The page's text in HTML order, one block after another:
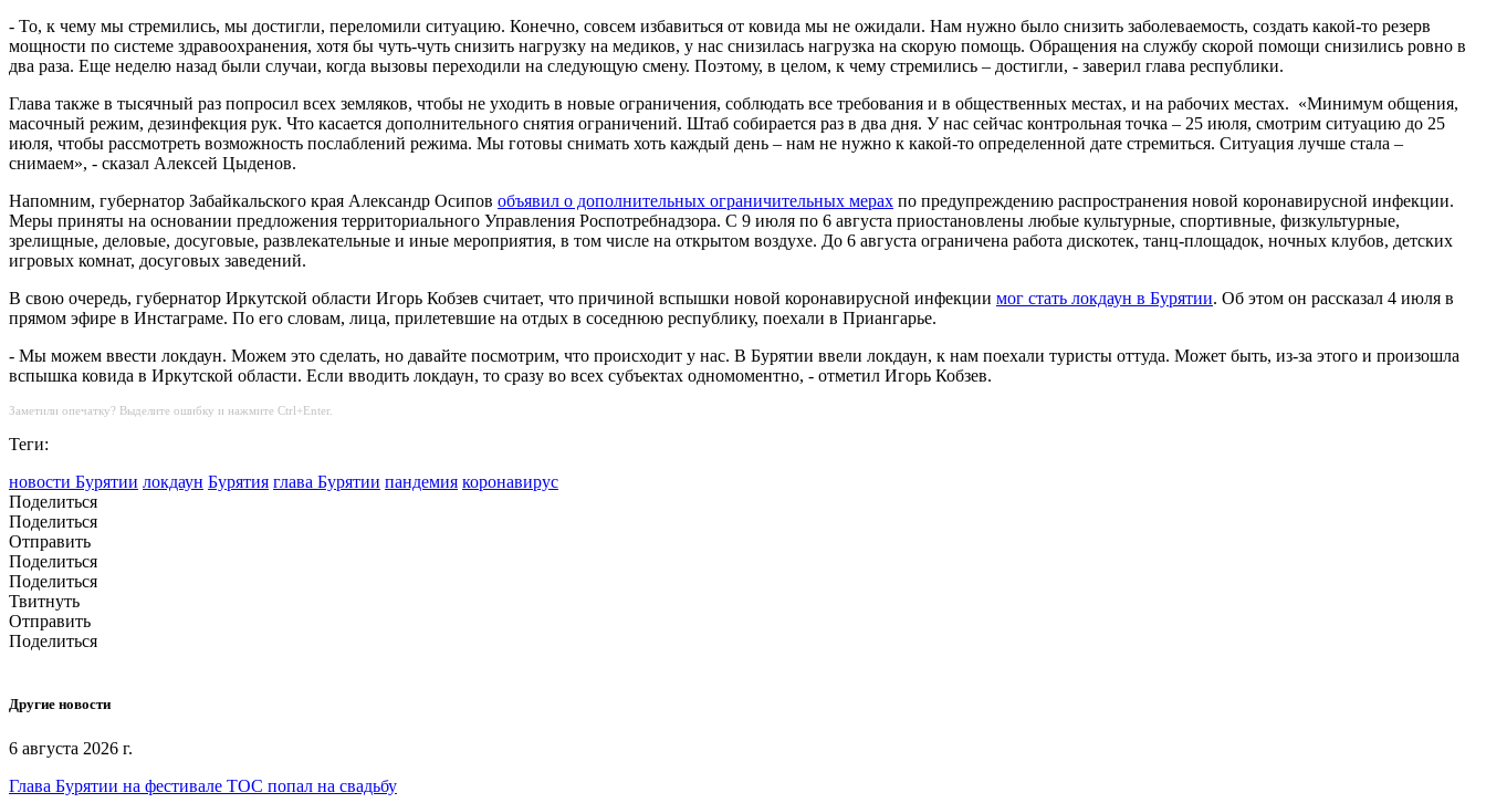
- То, к чему мы стремились, мы достигли, переломили ситуацию. Конечно, совсем избавиться от ковида мы не ожидали. Нам нужно было снизить заболеваемость, создать какой-то резерв
мощности по системе здравоохранения, хотя бы чуть-чуть снизить нагрузку на медиков, у нас снизилась нагрузка на скорую помощь. Обращения на службу скорой помощи снизились ровно в
два раза. Еще неделю назад были случаи, когда вызовы переходили на следующую смену. Поэтому, в целом, к чему стремились – достигли, - заверил глава республики.
Глава также в тысячный раз попросил всех земляков, чтобы не уходить в новые ограничения, соблюдать все требования и в общественных местах, и на рабочих местах. «Минимум общения,
масочный режим, дезинфекция рук. Что касается дополнительного снятия ограничений. Штаб собирается раз в два дня. У нас сейчас контрольная точка – 25 июля, смотрим ситуацию до 25
июля, чтобы рассмотреть возможность послаблений режима. Мы готовы снимать хоть каждый день – нам не нужно к какой-то определенной дате стремиться. Ситуация лучше стала –
снимаем», - сказал Алексей Цыденов.
Напомним, губернатор Забайкальского края Александр Осипов объявил о дополнительных ограничительных мерах по предупреждению распространения новой коронавирусной инфекции.
Меры приняты на основании предложения территориального Управления Роспотребнадзора. С 9 июля по 6 августа приостановлены любые культурные, спортивные, физкультурные,
зрелищные, деловые, досуговые, развлекательные и иные мероприятия, в том числе на открытом воздухе. До 6 августа ограничена работа дискотек, танц-площадок, ночных клубов, детских
игровых комнат, досуговых заведений.
В свою очередь, губернатор Иркутской области Игорь Кобзев считает, что причиной вспышки новой коронавирусной инфекции мог стать локдаун в Бурятии. Об этом он рассказал 4 июля в
прямом эфире в Инстаграме. По его словам, лица, прилетевшие на отдых в соседнюю республику, поехали в Приангарье.
- Мы можем ввести локдаун. Можем это сделать, но давайте посмотрим, что происходит у нас. В Бурятии ввели локдаун, к нам поехали туристы оттуда. Может быть, из-за этого и произошла
вспышка ковида в Иркутской области. Если вводить локдаун, то сразу во всех субъектах одномоментно, - отметил Игорь Кобзев.
Заметили опечатку? Выделите ошибку и нажмите Ctrl+Enter.
Теги:
новости Бурятии локдаун Бурятия глава Бурятии пандемия коронавирус
Поделиться
Поделиться
Отправить
Поделиться
Поделиться
Твитнуть
Отправить
Поделиться
Другие новости
6 августа 2026 г.
Глава Бурятии на фестивале ТОС попал на свадьбу